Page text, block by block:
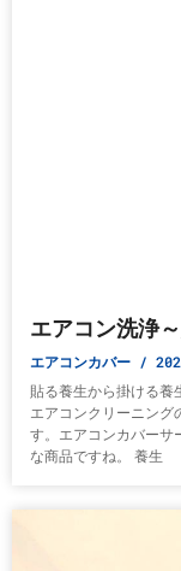
エアコン洗浄
エアコンカバー
貼る養生から掛ける養
エアコンクリーニング
す。エアコンカバーサ
な商品ですね。 養生